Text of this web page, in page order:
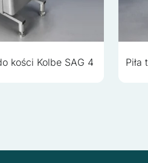
kości Kolbe SAG 4